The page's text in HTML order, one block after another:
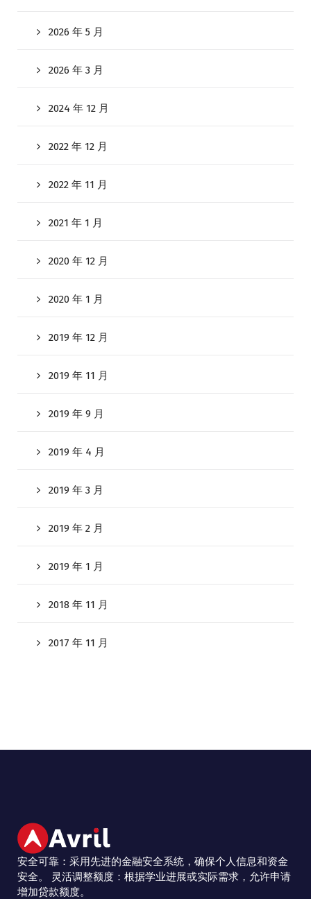
2026 年 5 月
2026 年 3 月
2024 年 12 月
2022 年 12 月
2022 年 11 月
2021 年 1 月
2020 年 12 月
2020 年 1 月
2019 年 12 月
2019 年 11 月
2019 年 9 月
2019 年 4 月
2019 年 3 月
2019 年 2 月
2019 年 1 月
2018 年 11 月
2017 年 11 月
安全可靠：采用先进的金融安全系统，确保个人信息和资金
安全。 灵活调整额度：根据学业进展或实际需求，允许申请
增加贷款额度。